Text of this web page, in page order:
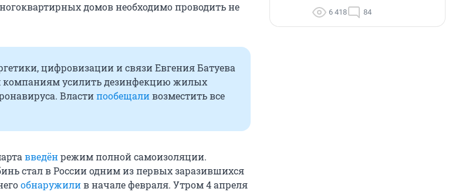
домов необходимо проводить не
цифровизации и связи Евгения Батуева
усилить дезинфекцию жилых
Властипообещаливозместить все
введёнрежим полной самоизоляции.
стал в России одним из первых заразившихся
обнаружилив начале февраля. Утром 4 апреля
6 418 84